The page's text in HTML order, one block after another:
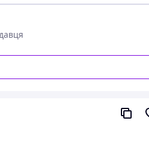
(Avto-gumm) Модельний Килимок